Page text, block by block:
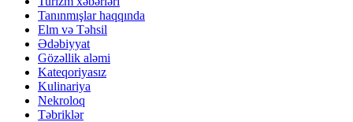
Tanınmışlar haqqında
Elm və Təhsil
Ədəbiyyat
Gözəllik aləmi
Kateqoriyasız
Kulinariya
Nekroloq
Təbriklər